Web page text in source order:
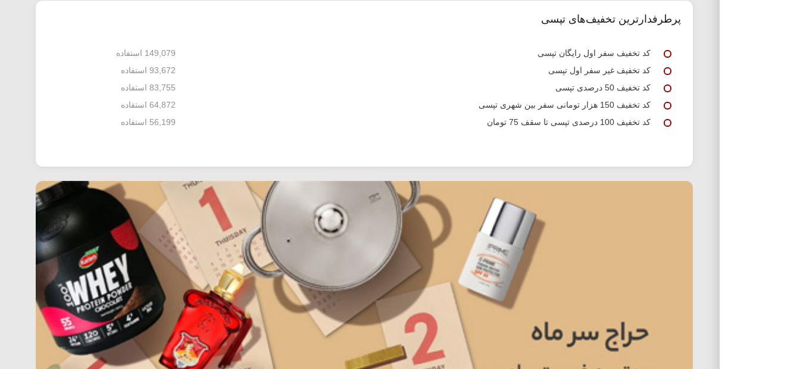
پرطرفدارترین تخفیف‌های تپسی
کد تخفیف سفر اول رایگان تپسی
149,079 استفاده
کد تخفیف غیر سفر اول تپسی
93,672 استفاده
کد تخفیف 50 درصدی تپسی
83,755 استفاده
کد تخفیف 150 هزار تومانی سفر بین شهری تپسی
64,872 استفاده
کد تخفیف 100 درصدی تپسی تا سقف 75 تومان
56,199 استفاده